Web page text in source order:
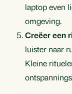
laptop even
omgeving.
Creëer een
luister naar
Kleine